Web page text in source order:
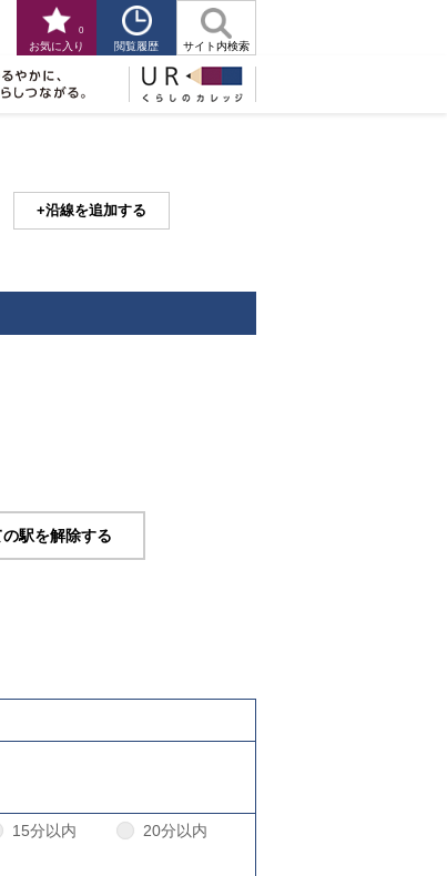
お気に入り
0
閲覧履歴 サイト内検索
沿線を追加する
駅を解除する
15分以内
20分以内